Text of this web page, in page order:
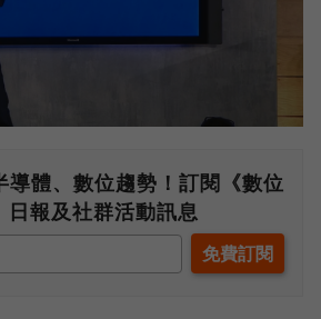
體、數位趨勢！訂閱《數位
日報及社群活動訊息